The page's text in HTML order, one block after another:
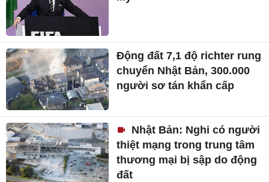
Động đất 7,1 độ richter rung
chuyển Nhật Bản, 300.000
người sơ tán khẩn cấp
Nhật Bản: Nghi có người
thiệt mạng trong trung tâm
thương mại bị sập do động
đất